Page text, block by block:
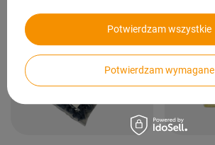
Potwierdzam wymagane
Potwierdzam wszystkie